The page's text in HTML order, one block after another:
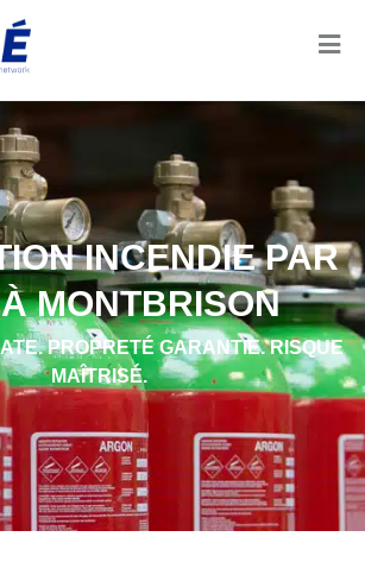
INCENDIE PAR
MONTBRISON
PROPRETÉ GARANTIE. RISQUE
MAÎTRISÉ.